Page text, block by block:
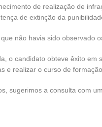
de realização de
de extinção da
não havia sido observado
o candidato obteve êxito
e realizar o curso de
sugerimos a consulta com